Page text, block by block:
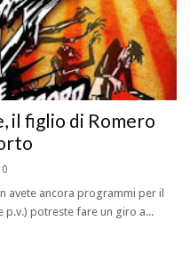
il figlio di Romero
0
avete ancora programmi per il
p.v.) potreste fare un giro a...